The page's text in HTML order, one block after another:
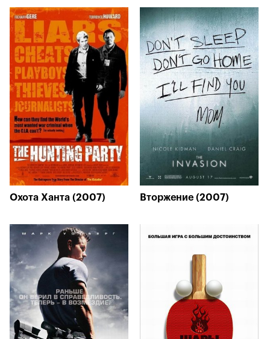
Охота Ханта (2007) Вторжение (2007)